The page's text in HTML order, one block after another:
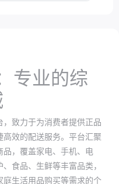
专业的综
致力于为消费者提供正品
效的配送服务。平台汇聚
，覆盖家电、手机、电
食品、生鲜等丰富品类，
生活用品购买等需求的个